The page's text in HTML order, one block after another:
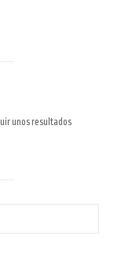
unos resultados